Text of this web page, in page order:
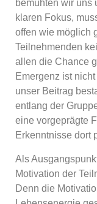
bemühten wir uns
klaren Fokus,
offen wie möglich
Teilnehmenden
allen die Chance
Emergenz ist
unser Beitrag
entlang der
eine vorgeprägte
Erkenntnisse dort
Als
Motivation der
Denn die